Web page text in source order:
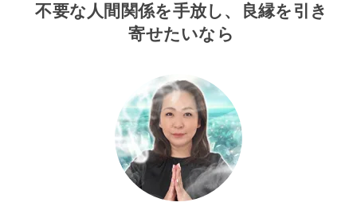
不要な人間関係を手放し、良縁を引き
寄せたいなら